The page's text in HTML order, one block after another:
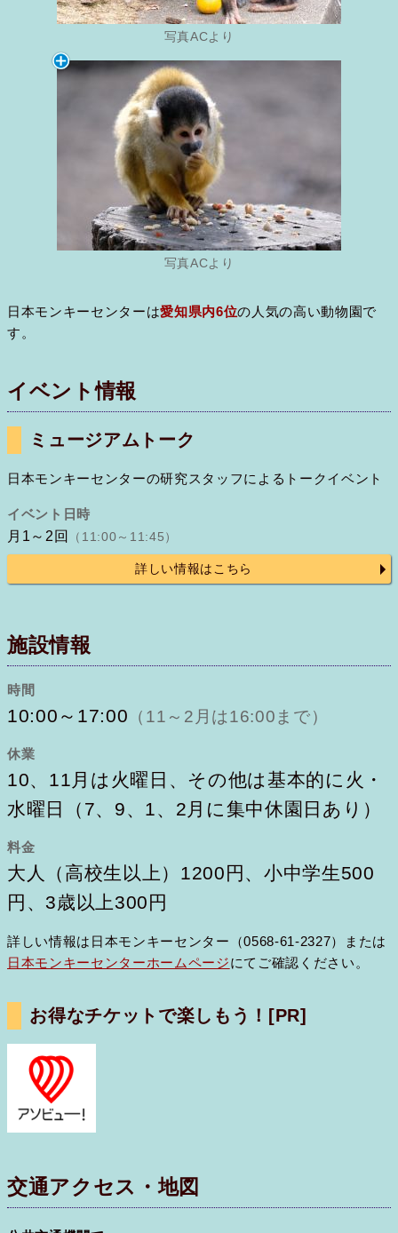
写真ACより
写真ACより
日本モンキーセンターは愛知県内6位の人気の高い動物園で
す。
イベント情報
ミュージアムトーク
日本モンキーセンターの研究スタッフによるトークイベント
イベント日時
月1～2回
（11:00～11:45）
詳しい情報はこちら
施設情報
時間
10:00～17:00 （11～2月は16:00まで）
休業
10、11月は火曜日、その他は基本的に火・
水曜日（7、9、1、2月に集中休園日あり）
料金
大人（高校生以上）1200円、小中学生500
円、3歳以上300円
詳しい情報は日本モンキーセンター（0568-61-2327）または
日本モンキーセンターホームページにてご確認ください。
お得なチケットで楽しもう！ [PR]
交通アクセス・地図